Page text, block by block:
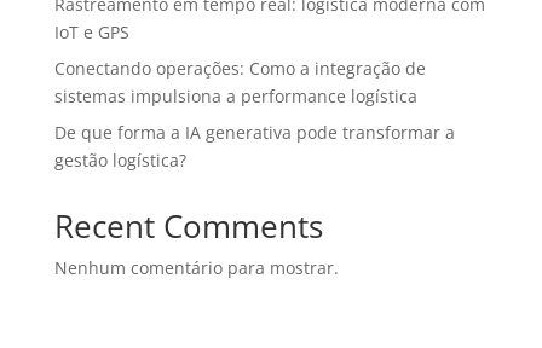
IoT e GPS
Conectando operações: Como a integração de
sistemas impulsiona a performance logística
De que forma a IA generativa pode transformar a
gestão logística?
Recent Comments
Nenhum comentário para mostrar.